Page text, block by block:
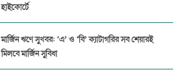
হাইকোর্টে
মার্জিন ঋণে সুখবর: ‘এ’ ও ‘বি’ ক্যাটাগরির সব শেয়ারই
মিলবে মার্জিন সুবিধা